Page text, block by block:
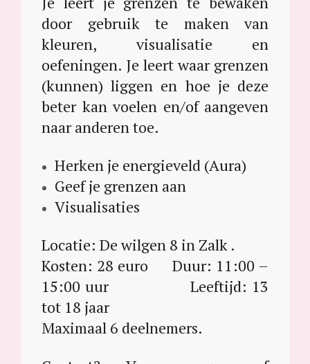
door gebruik te maken van
kleuren, visualisatie en
oefeningen. Je leert waar grenzen
(kunnen) liggen en hoe je deze
beter kan voelen en/of aangeven
naar anderen toe.
Herken je energieveld (Aura)
Geef je grenzen aan
Visualisaties
Locatie: De wilgen 8 in Zalk .
Kosten: 28 euro Duur: 11:00 –
15:00 uur Leeftijd: 13
tot 18 jaar
Maximaal 6 deelnemers.